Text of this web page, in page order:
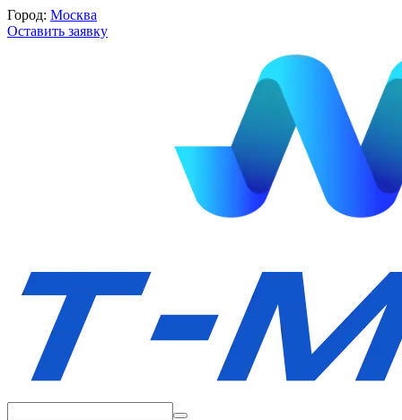
Город: Москва
Оставить заявку